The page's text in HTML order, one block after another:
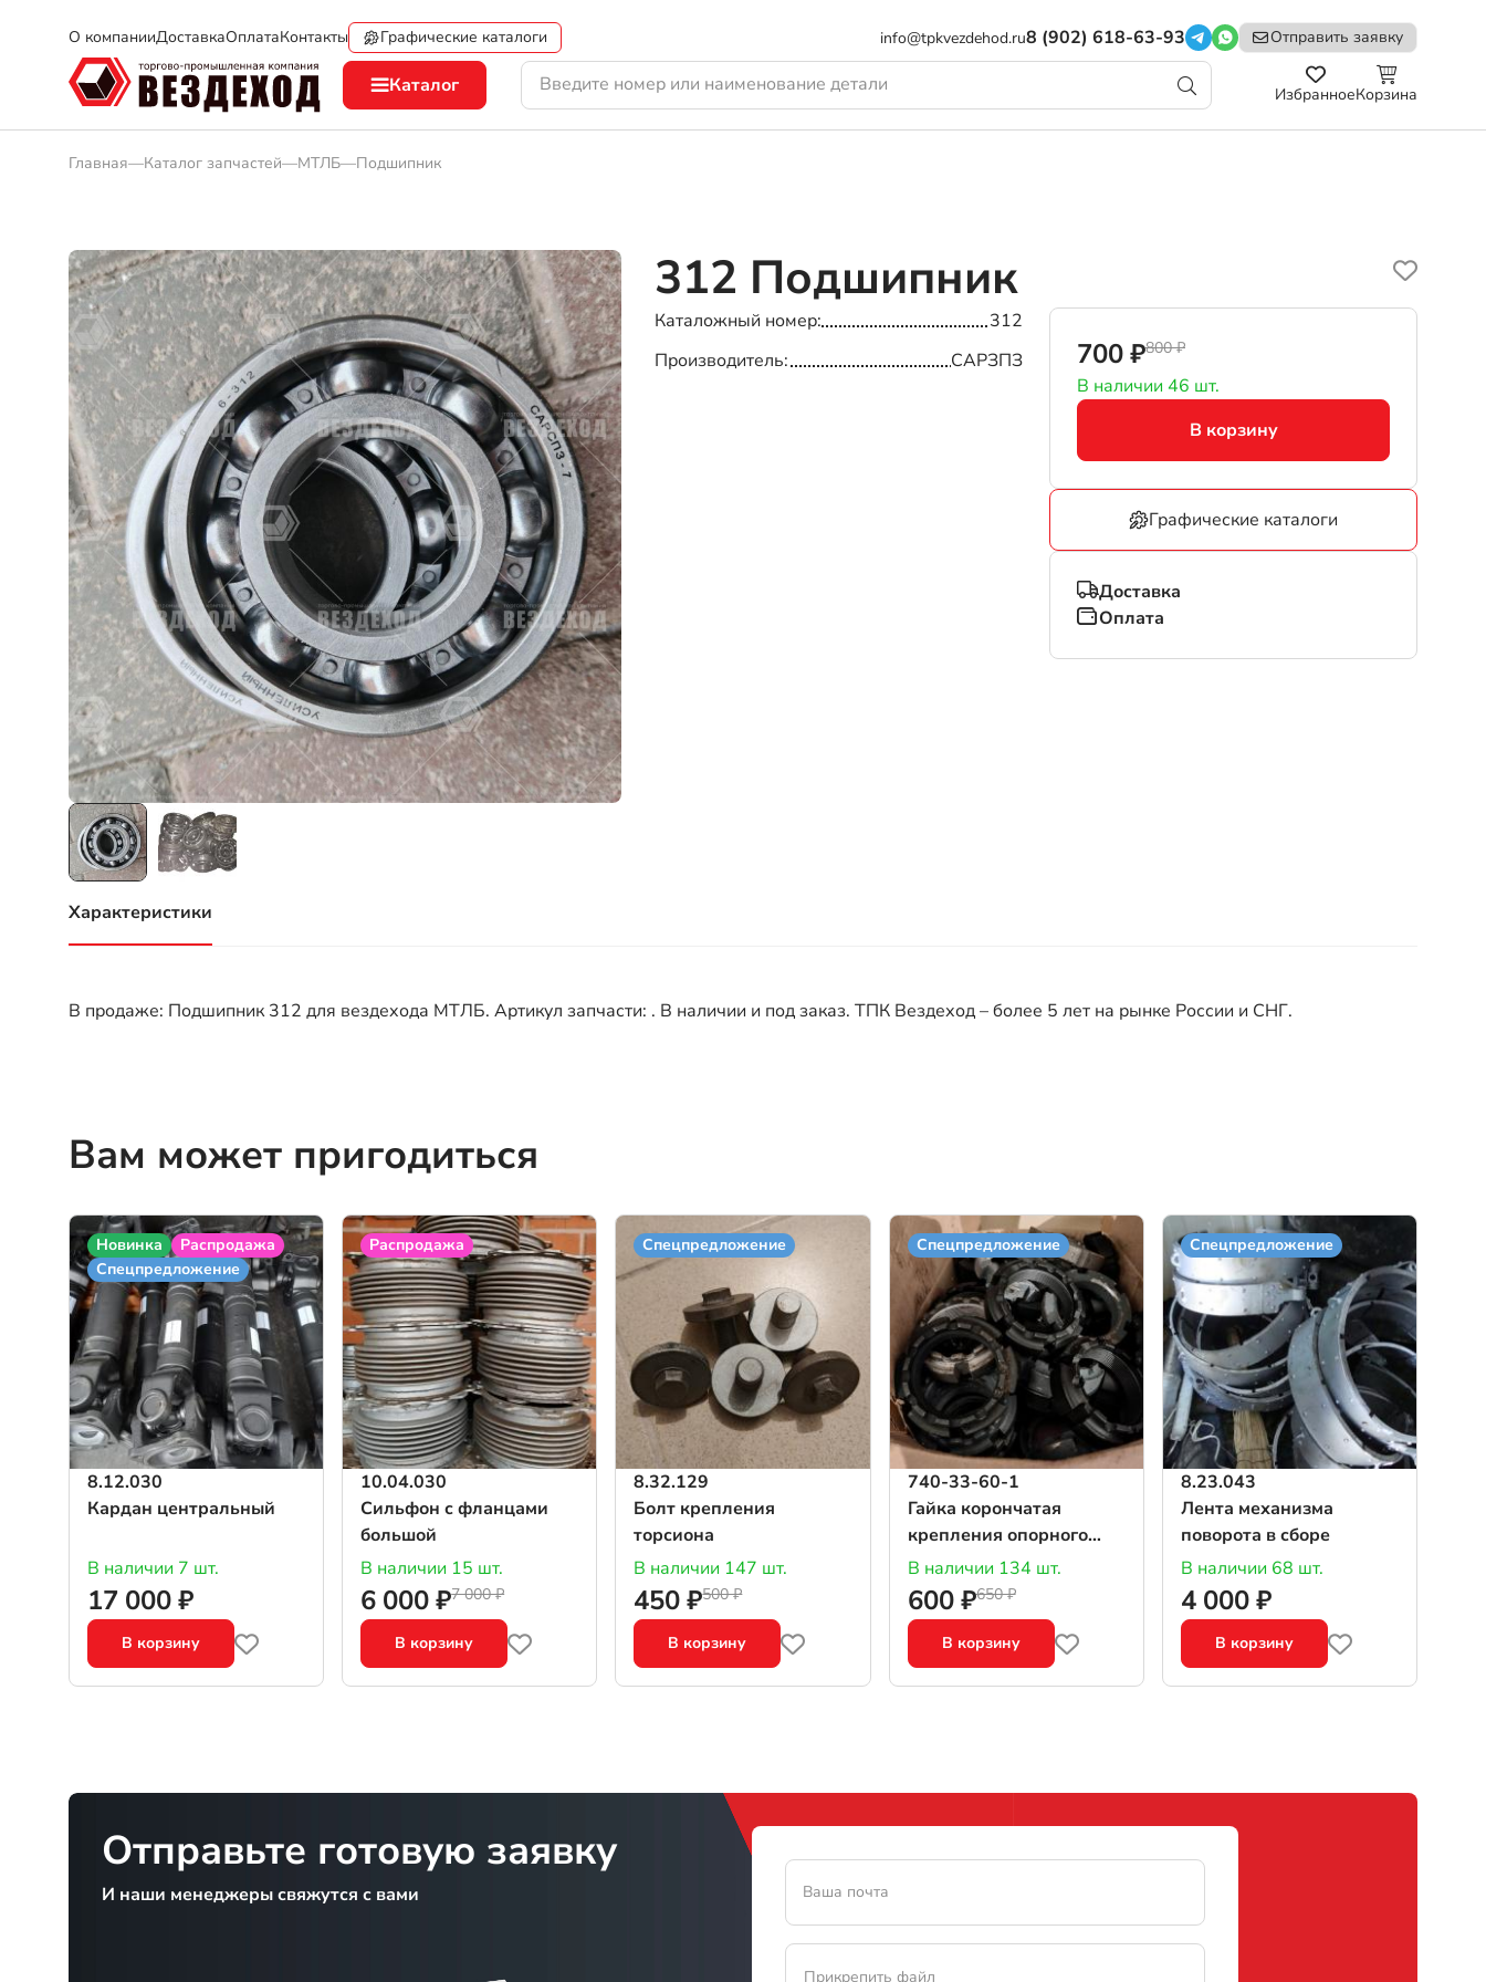
О компанииДоставкаОплатаКонтакты Графические каталоги info@tpkvezdehod.ru8 (902) 618-63-93 Отправить заявку
Каталог ИзбранноеКорзина
Главная—Каталог запчастей—МТЛБ—Подшипник
312 Подшипник
Каталожный номер
312
Производитель
САРЗПЗ 700 ₽800 ₽
В наличии 46 шт.
В корзину
Графические каталоги
Доставка
Оплата
Характеристики
(активная вкладка)
В продаже: Подшипник 312 для вездехода МТЛБ. Артикул запчасти: . В наличии и под заказ. ТПК Вездеход – более 5 лет на рынке России и СНГ.
Вам может пригодиться
Новинка
Распродажа
Спецпредложение
8.12.030
Кардан центральный
В наличии 7 шт.
17 000 ₽
В корзину
Распродажа
10.04.030
Сильфон с фланцами
большой
В наличии 15 шт.
7 000 ₽
6 000 ₽
В корзину
Спецпредложение
8.32.129
Болт крепления
торсиона
В наличии 147 шт.
500 ₽
450 ₽
В корзину
Спецпредложение
740-33-60-1
Гайка корончатая
крепления опорного
катка
В наличии 134 шт.
650 ₽
600 ₽
В корзину
Спецпредложение
8.23.043
Лента механизма
поворота в сборе
В наличии 68 шт.
4 000 ₽
В корзину
Отправьте готовую заявку
И наши менеджеры свяжутся с вами
Ваша почта